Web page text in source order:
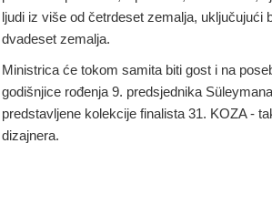
ljudi iz više od četrdeset zemalja, uključujući
dvadeset zemalja.
Ministrica će tokom samita biti gost i na
godišnjice rođenja 9. predsjednika
predstavljene kolekcije finalista 31. KOZA -
dizajnera.